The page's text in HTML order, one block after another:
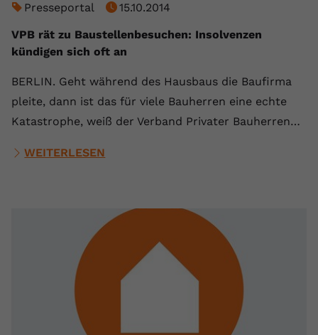
Presseportal
15.10.2014
VPB rät zu Baustellenbesuchen: Insolvenzen
kündigen sich oft an
BERLIN. Geht während des Hausbaus die Baufirma
pleite, dann ist das für viele Bauherren eine echte
Katastrophe, weiß der Verband Privater Bauherren…
WEITERLESEN